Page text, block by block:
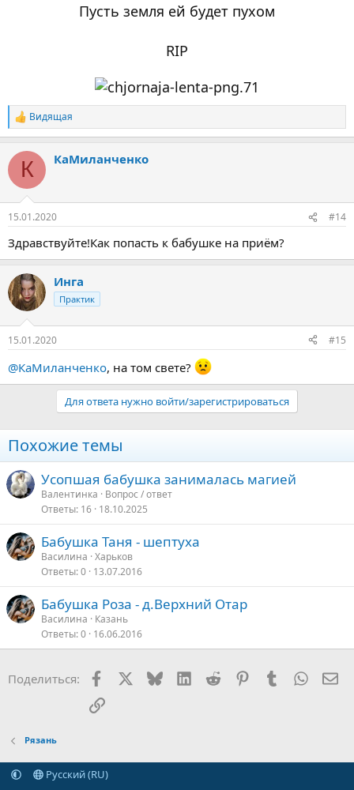
Пусть земля ей будет пухом
RIP
Р
е
к
и
Видящая
К КаМиланченко
15.01.2020 #14
Здравствуйте!Как попасть к бабушке на приём?
Инга
Практик
15.01.2020 #15
@КаМиланченко, на том свете?
Для ответа нужно войти/зарегистрироваться
Похожие темы
Усопшая бабушка занималась магией
Валентинка
Вопрос / ответ
Ответы 16 18.10.2025
Бабушка Таня - шептуха
Василина Харьков
Ответы 0 13.07.2016
Бабушка Роза - д.Верхний Отар
Василина
Казань
Ответы 0 16.06.2016
Поделиться: Facebook BlueskyLinkedIn
Reddit PinterestTumblr
Ссылка
Рязань
Русский (RU)